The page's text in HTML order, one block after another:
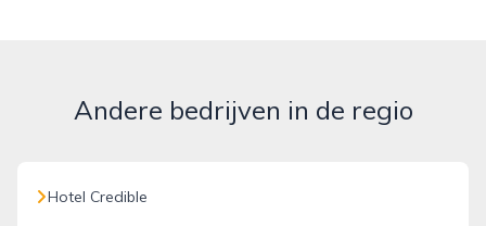
Andere bedrijven in de regio
Hotel Credible